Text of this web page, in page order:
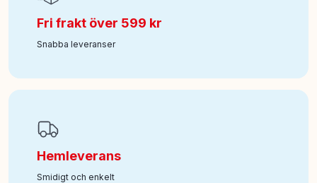
Fri frakt över 599 kr
Snabba leveranser
Hemleverans
Smidigt och enkelt